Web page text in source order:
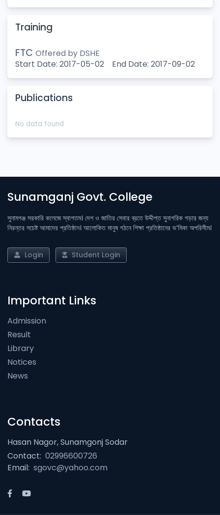
Training
FTC Offered by DSHE
Start Date: 2017-05-02 End Date: 2017-09-02
Publications
No data found
Sunamganj Govt. College
সুনামগঞ্জ সরকারি কলেজে স্বাগতম। দেশ ও জাতির সেবার ব্রতে উদ্দীপ্ত সুনাগরিক গড়ার জন্য
নিরন্তর সচেষ্ট আমাদের প্রতিষ্ঠান। আলোকিত মানুষ গঠনে শিক্ষা প্রতিষ্ঠানের ভ’মিকা অপরিসীম।
Login Student Login
Important Links
Admission
Result
Library
Notices
News
Contacts
Hasan Nagor, Sunamgonj Sodar
Contact: 02996600726
Email: sgovc@yahoo.com